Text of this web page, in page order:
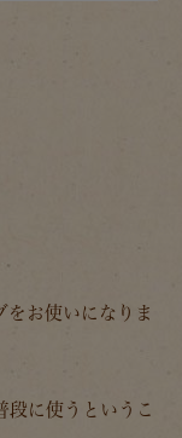
をお使いになりま
段に使うというこ